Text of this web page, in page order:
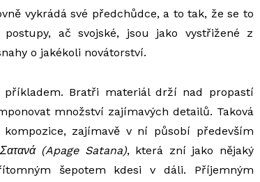
vykrádá své předchůdce, a to tak, že se to
ač svojské, jsou jako vystřižené z
o jakékoli novátorství.
Bratři materiál drží nad propastí
množství zajímavých detailů. Taková
zajímavě v ní působí především
Σατανά(ApageSatana), která zní jako nějaký
šepotem kdesi v dáli. Příjemným